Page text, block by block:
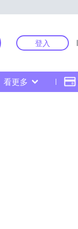
登入
看更多